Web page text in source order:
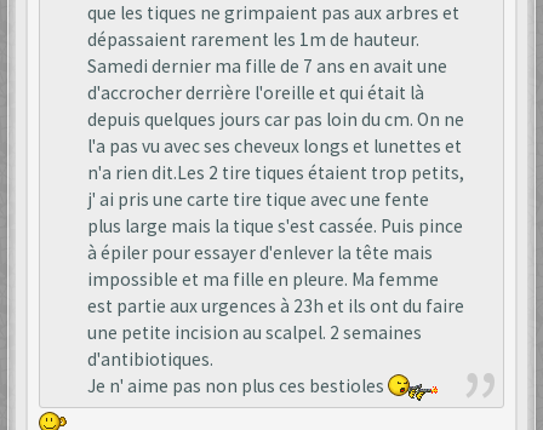
que les tiques ne grimpaient pas aux arbres et
dépassaient rarement les 1m de hauteur.
Samedi dernier ma fille de 7 ans en avait une
d'accrocher derrière l'oreille et qui était là
depuis quelques jours car pas loin du cm. On ne
l'a pas vu avec ses cheveux longs et lunettes et
n'a rien dit.Les 2 tire tiques étaient trop petits,
j' ai pris une carte tire tique avec une fente
plus large mais la tique s'est cassée. Puis pince
à épiler pour essayer d'enlever la tête mais
impossible et ma fille en pleure. Ma femme
est partie aux urgences à 23h et ils ont du faire
une petite incision au scalpel. 2 semaines
d'antibiotiques.
Je n' aime pas non plus ces bestioles